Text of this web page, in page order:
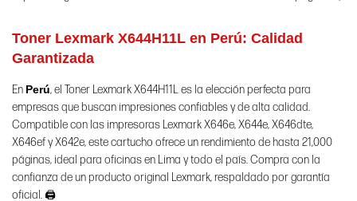
Toner Lexmark X644H11L en Perú: Calidad
Garantizada
En Perú, el Toner Lexmark X644H11L es la elección perfecta para
empresas que buscan impresiones confiables y de alta calidad.
Compatible con las impresoras Lexmark X646e, X644e, X646dte,
X646ef y X642e, este cartucho ofrece un rendimiento de hasta 21,000
páginas, ideal para oficinas en Lima y todo el país. Compra con la
confianza de un producto original Lexmark, respaldado por garantía
oficial. 🖨️